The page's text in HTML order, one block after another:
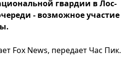
гвардии в Лос-
- возможное участие
Fox News, передает Час Пик.